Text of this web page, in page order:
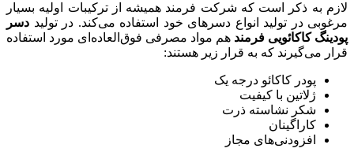
لازم به ذکر است که شرکت فرمند همیشه از ترکیبات اولیه بسیار
مرغوبی در تولید انواع دسرهای خود استفاده می‌کند. در تولید دسر
پودینگ کاکائویی فرمند هم مواد مصرفی فوق‌العاده‌ای مورد استفاده
قرار می‌گیرند که به قرار زیر هستند:
پودر کاکائو درجه یک
ژلاتین با کیفیت
شکر نشاسته ذرت
کاراگینان
افزودنی‌های مجاز